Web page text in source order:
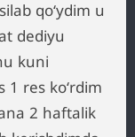
qoʻydim u
dediyu
kuni
res koʻrdim
2 haftalik